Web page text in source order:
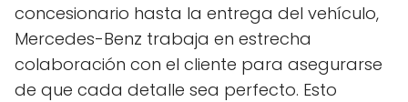
concesionario hasta la entrega del vehículo,
Mercedes-Benz trabaja en estrecha
colaboración con el cliente para asegurarse
de que cada detalle sea perfecto. Esto